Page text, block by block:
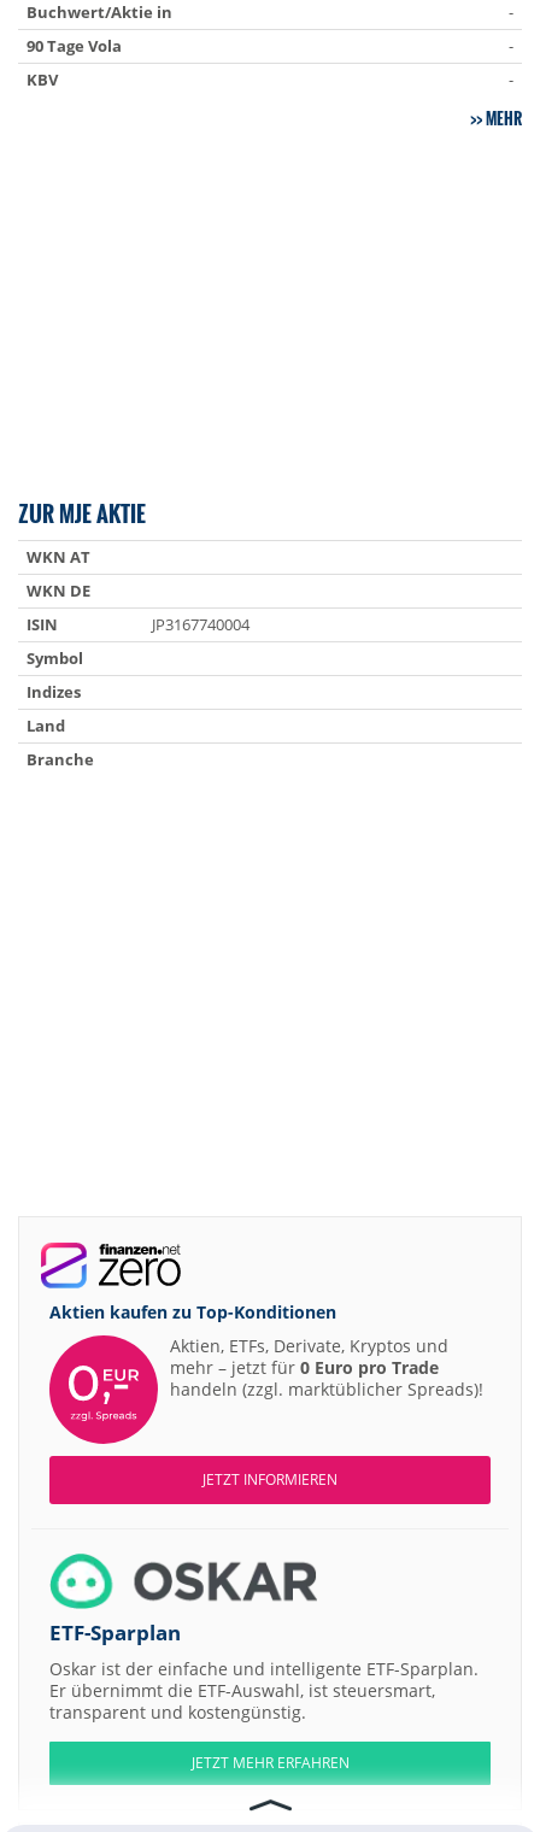
Buchwert/Aktie in
-
90 Tage Vola
-
KBV
-
MEHR
ZUR MJE AKTIE
WKN AT
WKN DE
ISIN
JP3167740004
Symbol
Indizes
Land
Branche
Aktien kaufen zu Top-Konditionen
Aktien, ETFs, Derivate, Kryptos und
mehr – jetzt für 0 Euro pro Trade
handeln (zzgl. marktüblicher Spreads)!
JETZT INFORMIEREN
ETF-Sparplan
Oskar ist der einfache und intelligente ETF-Sparplan.
Er übernimmt die ETF-Auswahl, ist steuersmart,
transparent und kostengünstig.
JETZT MEHR ERFAHREN